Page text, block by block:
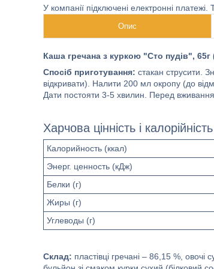
У компанії підключені електронні
Опис
Каша гречана з куркою "Сто пудів", 65г
Спосіб приготування: стакан струсити.
відкривати). Налити 200 мл окропу (до
Дати постояти 3-5 хвилин. Перед
Харчова цінність і
Калорийность (ккал)
Энерг. ценность (кДж)
Белки (г)
Жиры (г)
Углеводы (г)
Склад: пластівці гречані – 86,15 %,